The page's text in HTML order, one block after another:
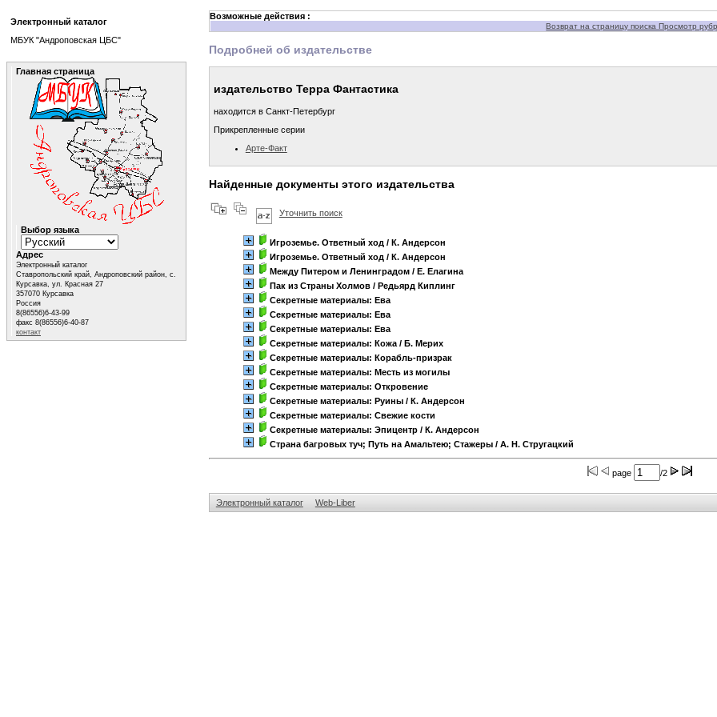
Возможные действия :
Возврат на страницу поиска Просмотр
Подробней об издательстве
издательство Терра Фантастика
находится в Санкт-Петербург
Прикрепленные серии
Арте-Факт
Найденные документы этого издательства
Уточнить поиск
Игроземье. Ответный ход / К. Андерсон
Игроземье. Ответный ход / К. Андерсон
Между Питером и Ленинградом/ Е. Елагина
Пак из Страны Холмов/ Редьярд Киплинг
Секретные материалы: Ева
Секретные материалы: Ева
Секретные материалы: Ева
Секретные материалы: Кожа/ Б. Мерих
Секретные материалы: Корабль-призрак
Секретные материалы: Месть из могилы
Секретные материалы: Откровение
Секретные материалы: Руины/ К. Андерсон
Секретные материалы: Свежие кости
Секретные материалы: Эпицентр/ К. Андерсон
Страна багровых туч; Путь на Амальтею; Стажеры/ А. Н. Стругацкий
page /2
Электронный каталог Web-Liber
Электронный каталог
МБУК "Андроповская ЦБС"
Главная страница
Выбор языка
Адрес
Электронный каталог
Ставропольский край, Андроповский район, с.
Курсавка, ул. Красная 27
357070 Курсавка
Россия
8(86556)6-43-99
факс 8(86556)6-40-87
контакт